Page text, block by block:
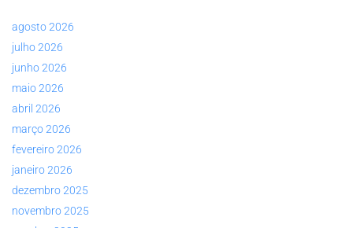
agosto 2026
julho 2026
junho 2026
maio 2026
abril 2026
março 2026
fevereiro 2026
janeiro 2026
dezembro 2025
novembro 2025